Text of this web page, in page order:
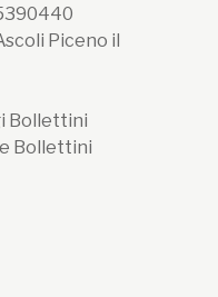
Piceno il
Bollettini
Bollettini